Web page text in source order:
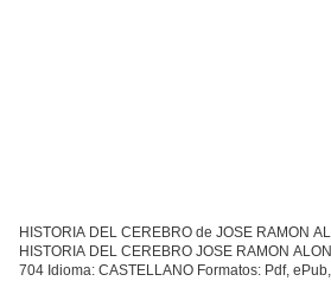
HISTORIA DEL CEREBRO de JOSE RAMON
HISTORIA DEL CEREBRO JOSE RAMON
704 Idioma: CASTELLANO Formatos: Pdf,